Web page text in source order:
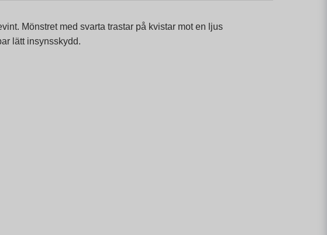
Mönstret med svarta trastar på kvistar mot en ljus
lätt insynsskydd.